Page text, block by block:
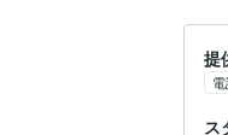
提
ス